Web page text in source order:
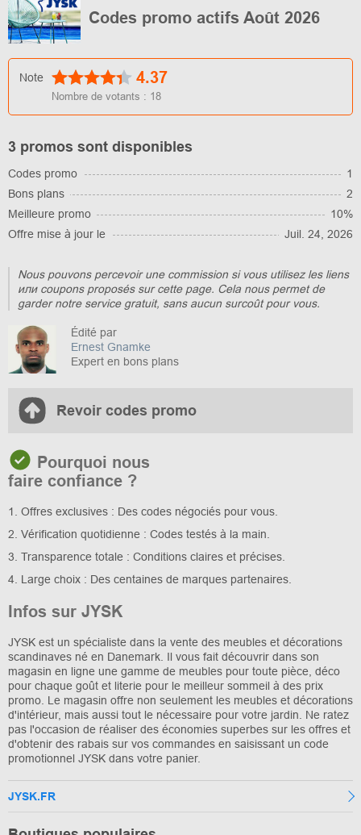
Codes promo actifs Août 2026
Note 4.37
Nombre de votants : 18
3 promos sont disponibles
Codes promo
1
Bons plans
2
Meilleure promo
10%
Offre mise à jour le
Juil. 24, 2026
Nous pouvons percevoir une commission si vous utilisez les liens
или coupons proposés sur cette page. Cela nous permet de
garder notre service gratuit, sans aucun surcoût pour vous.
Édité par
Ernest Gnamke
Expert en bons plans
Revoir codes promo
Pourquoi nous
faire confiance ?
1. Offres exclusives : Des codes négociés pour vous.
2. Vérification quotidienne : Codes testés à la main.
3. Transparence totale : Conditions claires et précises.
4. Large choix : Des centaines de marques partenaires.
Infos sur JYSK
JYSK est un spécialiste dans la vente des meubles et décorations
scandinaves né en Danemark. Il vous fait découvrir dans son
magasin en ligne une gamme de meubles pour toute pièce, déco
pour chaque goût et literie pour le meilleur sommeil à des prix
promo. Le magasin offre non seulement les meubles et décorations
d'intérieur, mais aussi tout le nécessaire pour votre jardin. Ne ratez
pas l'occasion de réaliser des économies superbes sur les offres et
d'obtenir des rabais sur vos commandes en saisissant un code
promotionnel JYSK dans votre panier.
JYSK.FR